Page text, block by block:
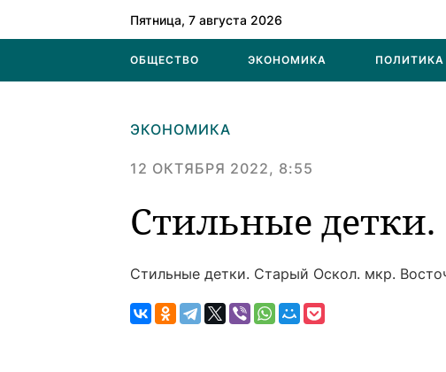
Пятница, 7 августа 2026
ОБЩЕСТВО ЭКОНОМИКА ПОЛИТИКА
ЭКОНОМИКА
12 ОКТЯБРЯ 2022, 8:55
Стильные детки.
Стильные детки. Старый Оскол. мкр.